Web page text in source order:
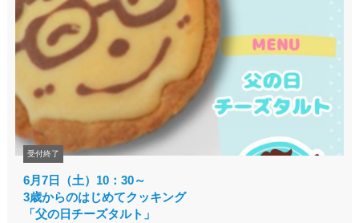
受付終了
6月7日（土）10：30～
3歳からのはじめてクッキング
「父の日チーズタルト」